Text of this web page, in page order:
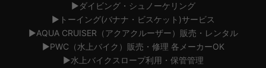
▶︎ダイビング・シュノーケリング
▶︎トーイング(バナナ・ビスケット)サービス
▶︎AQUA CRUISER（アクアクルーザー）販売・レンタル
▶︎PWC（水上バイク）販売・修理 各メーカーOK
▶︎水上バイクスロープ利用・保管管理